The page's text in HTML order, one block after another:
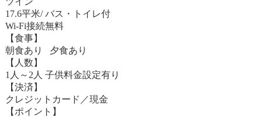
17.6平米/ バス・トイレ付
Wi-Fi接続無料
【食事】
朝食あり 夕食あり
【人数】
1人～2人 子供料金設定有り
【決済】
クレジットカード／現金
【ポイント】